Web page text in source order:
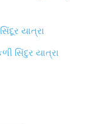
યાત્રા
સિંદુર યાત્રા